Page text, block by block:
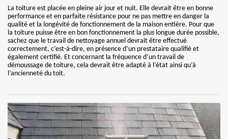
La toiture est placée en pleine air jour et nuit. Elle devrait être en bonne
performance et en parfaite résistance pour ne pas mettre en danger la
qualité et la longévité de fonctionnement de la maison entière. Pour que
la toiture puisse être en bon fonctionnement la plus longue durée possible,
sachez que le travail de nettoyage annuel devrait être effectué
correctement, c’est-à-dire, en présence d’un prestataire qualifié et
également certifié. Et concernant la fréquence d’un travail de
démoussage de toiture, cela devrait être adapté à l’état ainsi qu’à
l’ancienneté du toit.